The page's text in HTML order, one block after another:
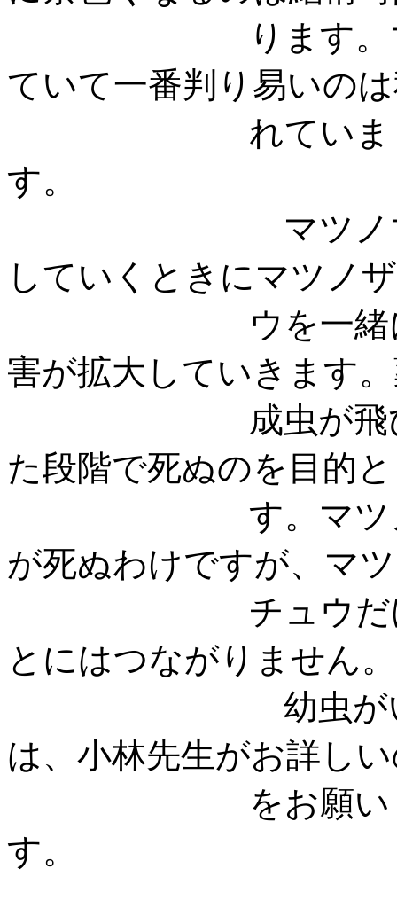
ります。マツノ
ていて一番判り易いの
れていま
マツノマダラ
していくときにマツノ
ウを一緒に運ん
害が拡大していきます
成虫が飛び出し
た段階で死ぬのを目的
す。マツノザイ
が死ぬわけですが、マ
チュウだけでは
とにはつながり
幼虫がいつの
は、小林先生がお詳し
をお願いし